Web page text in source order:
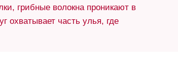
грибные волокна проникают в
охватывает часть улья, где